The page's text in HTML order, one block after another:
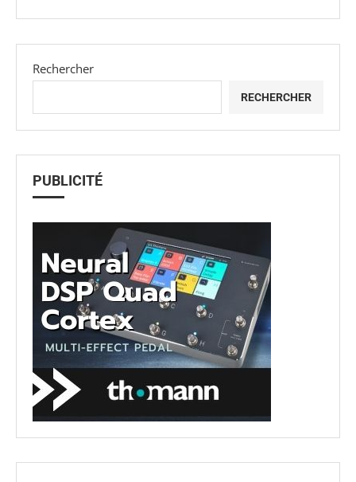
Rechercher
RECHERCHER
PUBLICITÉ